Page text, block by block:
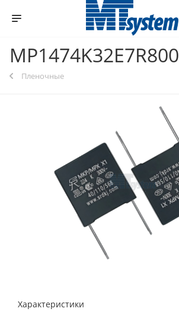
MP1474K32E7R800
Пленочные
Характеристики